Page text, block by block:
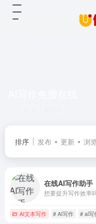
排序 发布 更新 浏
在线AI写作助手
AI文本写作 # AI写作 # ai写